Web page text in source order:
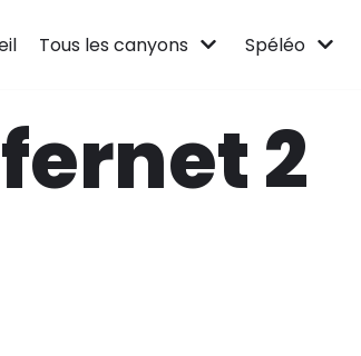
Tous les canyons Spéléo
2